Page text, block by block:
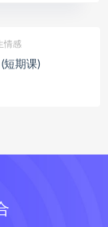
情感
短期课)